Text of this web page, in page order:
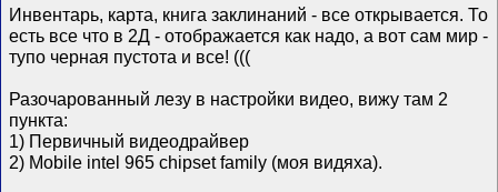
Инвентарь, карта, книга заклинаний - все открывается. То
есть все что в 2Д - отображается как надо, а вот сам мир -
тупо черная пустота и все! (((
Разочарованный лезу в настройки видео, вижу там 2
пункта:
1) Первичный видеодрайвер
2) Mobile intel 965 chipset family (моя видяха).